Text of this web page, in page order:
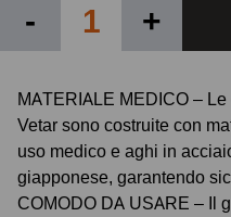
- +
MATERIALE MEDICO –
Vetar sono costruite con
uso medico e aghi in
giapponese, garantendo
COMODO DA USARE – Il